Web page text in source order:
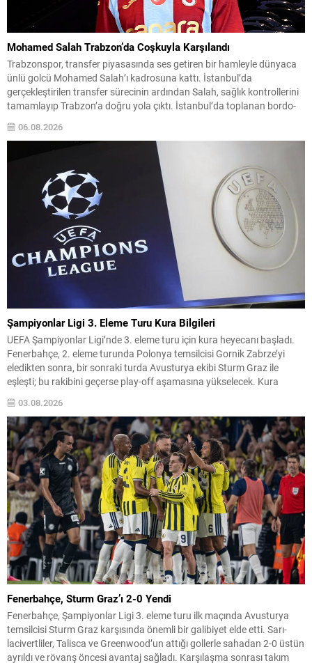
Mohamed Salah Trabzon’da Coşkuyla Karşılandı
Trabzonspor, transfer piyasasında ses getiren bir hamleyle dünyaca
ünlü golcü Mohamed Salah’ı kadrosuna kattı. İstanbul’da
gerçekleştirilen transfer sürecinin ardından Salah, sağlık kontrollerini
tamamlayıp Trabzon’a doğru yola çıktı. İstanbul’da toplanan bordo-
mavili taraftarların sevgi gösterileri eşliğinde karşılanan Mısırlı yıldız,
kulüp başkanı Ertuğrul Doğan ile birlikte Trabzon’a intikal etti.
Yolculuk ve karşılamada büyük...
06.08.2026
Şampiyonlar Ligi 3. Eleme Turu Kura Bilgileri
UEFA Şampiyonlar Ligi’nde 3. eleme turu için kura heyecanı başladı.
Fenerbahçe, 2. eleme turunda Polonya temsilcisi Gornik Zabrze’yi
eledikten sonra, bir sonraki turda Avusturya ekibi Sturm Graz ile
eşleşti; bu rakibini geçerse play-off aşamasına yükselecek. Kura
çekimi, 3 Ağustos 2026 Pazartesi günü saat 13.00‘te İsviçre’nin Nyon
kentindeki UEFA Genel Merkezi’nde...
03.08.2026
Fenerbahçe, Sturm Graz’ı 2-0 Yendi
Fenerbahçe, Şampiyonlar Ligi 3. eleme turu ilk maçında Avusturya
temsilcisi Sturm Graz karşısında önemli bir galibiyet elde etti. Sarı-
lacivertliler, Talisca ve Greenwood’un attığı gollerle sahadan 2-0 üstün
ayrıldı ve rövanş öncesi avantaj sağladı. Karşılaşma sonrası takım